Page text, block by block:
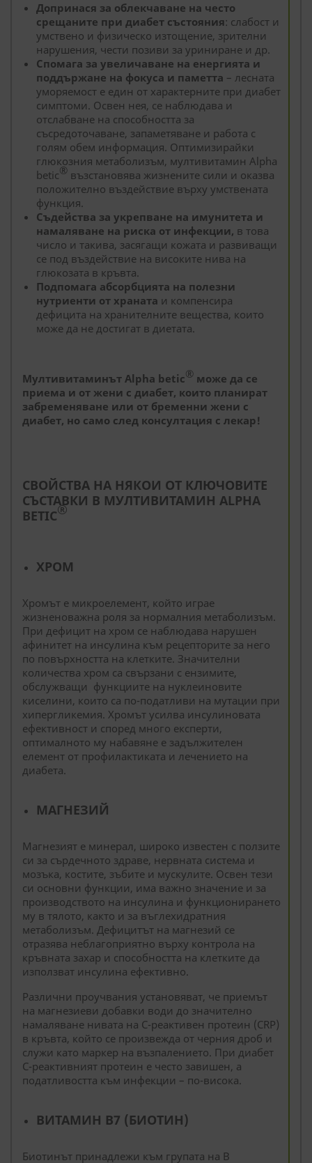
Допринася за облекчаване на често
срещаните при диабет състояния: слабост и
умствено и физическо изтощение, зрителни
нарушения, чести позиви за уриниране и др.
Спомага за увеличаване на енергията и
поддържане на фокуса и паметта – лесната
уморяемост е един от характерните при диабет
симптоми. Освен нея, се наблюдава и
отслабване на способността за
съсредоточаване, запаметяване и работа с
голям обем информация. Оптимизирайки
глюкозния метаболизъм, мултивитамин Alpha
betic® възстановява жизнените сили и оказва
положително въздействие върху умствената
функция.
Съдейства за укрепване на имунитета и
намаляване на риска от инфекции, в това
число и такива, засягащи кожата и развиващи
се под въздействие на високите нива на
глюкозата в кръвта.
Подпомага абсорбцията на полезни
нутриенти от храната и компенсира
дефицита на хранителните вещества, които
може да не достигат в диетата.
Мултивитаминът Alpha betic® може да се
приема и от жени с диабет, които планират
забременяване или от бременни жени с
диабет, но само след консултация с лекар!
СВОЙСТВА НА НЯКОИ ОТ КЛЮЧОВИТЕ
СЪСТАВКИ В МУЛТИВИТАМИН ALPHA
BETIC®
ХРОМ
Хромът е микроелемент, който играе
жизненоважна роля за нормалния метаболизъм.
При дефицит на хром се наблюдава нарушен
афинитет на инсулина към рецепторите за него
по повърхността на клетките. Значителни
количества хром са свързани с ензимите,
обслужващи функциите на нуклеиновите
киселини, които са по-податливи на мутации при
хипергликемия. Хромът усилва инсулиновата
ефективност и според много експерти,
оптималното му набавяне е задължителен
елемент от профилактиката и лечението на
диабета.
МАГНЕЗИЙ
Магнезият е минерал, широко известен с ползите
си за сърдечното здраве, нервната система и
мозъка, костите, зъбите и мускулите. Освен тези
си основни функции, има важно значение и за
производството на инсулина и функционирането
му в тялото, както и за въглехидратния
метаболизъм. Дефицитът на магнезий се
отразява неблагоприятно върху контрола на
кръвната захар и способността на клетките да
използват инсулина ефективно.
Различни проучвания установяват, че приемът
на магнезиеви добавки води до значително
намаляване нивата на С-реактивен протеин (CRP)
в кръвта, който се произвежда от черния дроб и
служи като маркер на възпалението. При диабет
С-реактивният протеин е често завишен, а
податливостта към инфекции – по-висока.
ВИТАМИН В7 (БИОТИН)
Биотинът принадлежи към групата на В